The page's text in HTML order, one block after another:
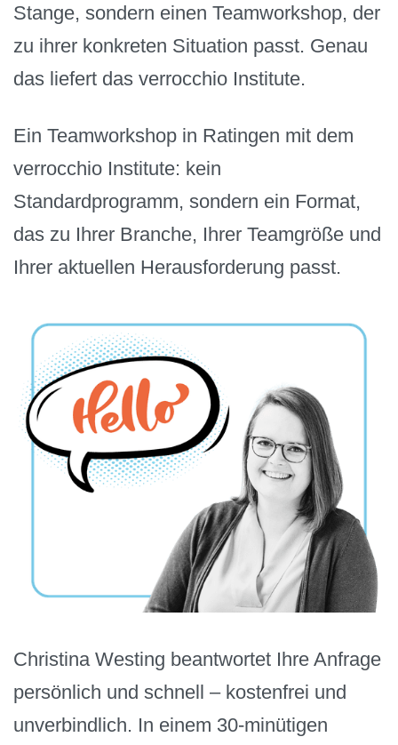
Stange, sondern einen Teamworkshop, der
zu ihrer konkreten Situation passt. Genau
das liefert das verrocchio Institute.
Ein Teamworkshop in Ratingen mit dem
verrocchio Institute: kein
Standardprogramm, sondern ein Format,
das zu Ihrer Branche, Ihrer Teamgröße und
Ihrer aktuellen Herausforderung passt.
Christina Westing beantwortet Ihre Anfrage
persönlich und schnell – kostenfrei und
unverbindlich. In einem 30-minütigen